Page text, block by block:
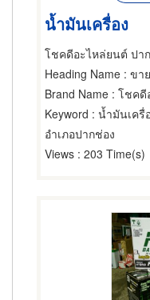
น้ำมันเครื่อง
โชคดีอะไหล่ยนต์ ปา
Heading Name : ขา
Brand Name : โชคดี
Keyword : น้ำมันเครื่
อำเภอปากช่อง
Views : 203 Time(s)